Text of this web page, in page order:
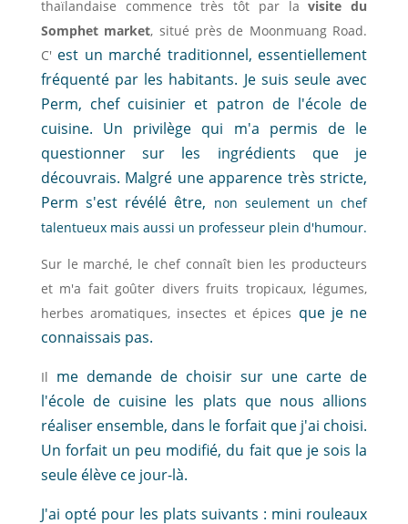
thaïlandaise commence très tôt par lavisite du
Somphet market, situé près de Moonmuang Road.
C' est un marché traditionnel, essentiellement
fréquenté par les habitants. Je suis seule avec
Perm, chef cuisinier et patron de l'école de
cuisine. Un privilège qui m'a permis de le
questionner sur les ingrédients que je
découvrais. Malgré une apparence très stricte,
Perm s'est révélé être, non seulement un chef
talentueux mais aussi un professeur plein d'humour.
Sur le marché, le chef connaît bien les producteurs
et m'a fait goûter divers fruits tropicaux, légumes,
herbes aromatiques, insectes et épices que je ne
connaissais pas.
Il me demande de choisir sur une carte de
l'école de cuisine les plats que nous allions
réaliser ensemble, dans le forfait que j'ai choisi.
Un forfait un peu modifié, du fait que je sois la
seule élève ce jour-là.
J'ai opté pour les plats suivants : mini rouleaux